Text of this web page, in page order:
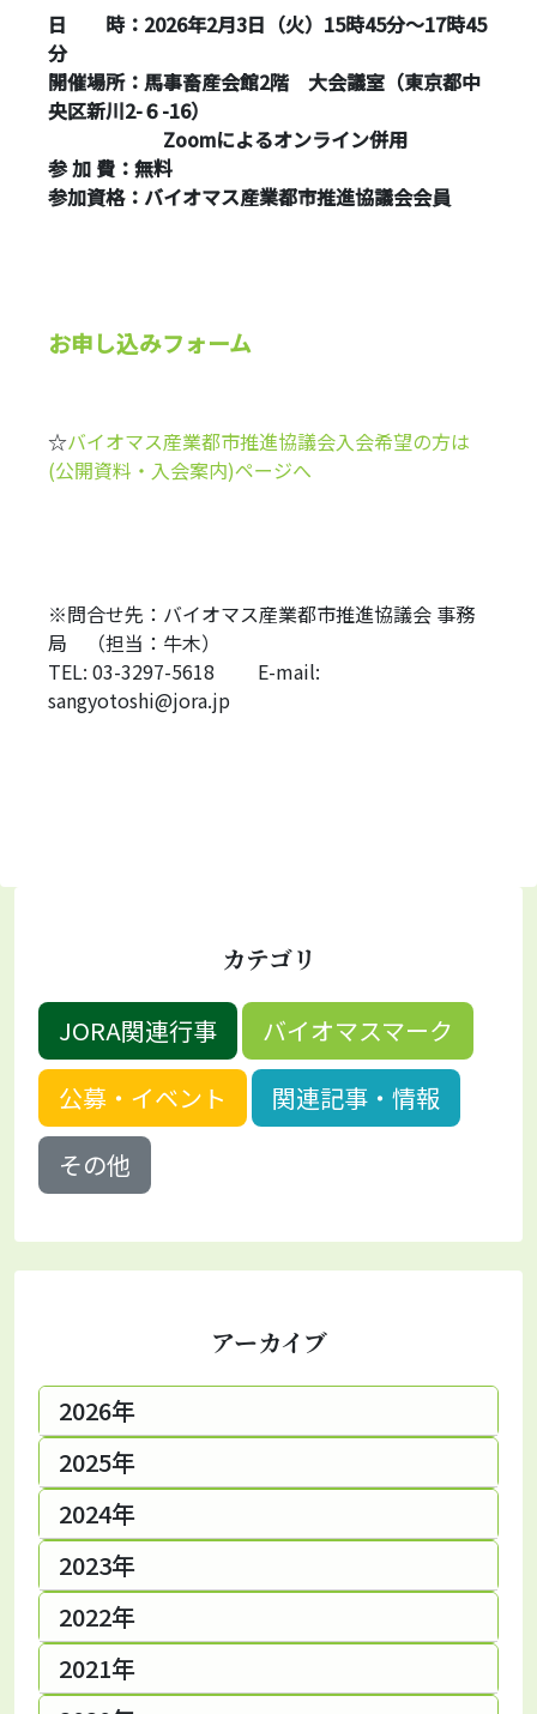
日 時：2026年2月3日（火） 15時45分～17時45
分
開催場所：馬事畜産会館2階 大会議室（東京都中
央区新川2-６-16）
Zoomによるオンライン併用
参 加 費：無料
参加資格：バイオマス産業都市推進協議会会員
お申し込みフォーム
☆バイオマス産業都市推進協議会入会希望の方は
(公開資料・入会案内)ページへ
※問合せ先：バイオマス産業都市推進協議会 事務
局 （担当：牛木）
TEL: 03-3297-5618 E-mail:
sangyotoshi@jora.jp
カテゴリ
JORA関連行事
バイオマスマーク
公募・イベント
関連記事・情報
その他
アーカイブ
2026年
2025年
2024年
2023年
2022年
2021年